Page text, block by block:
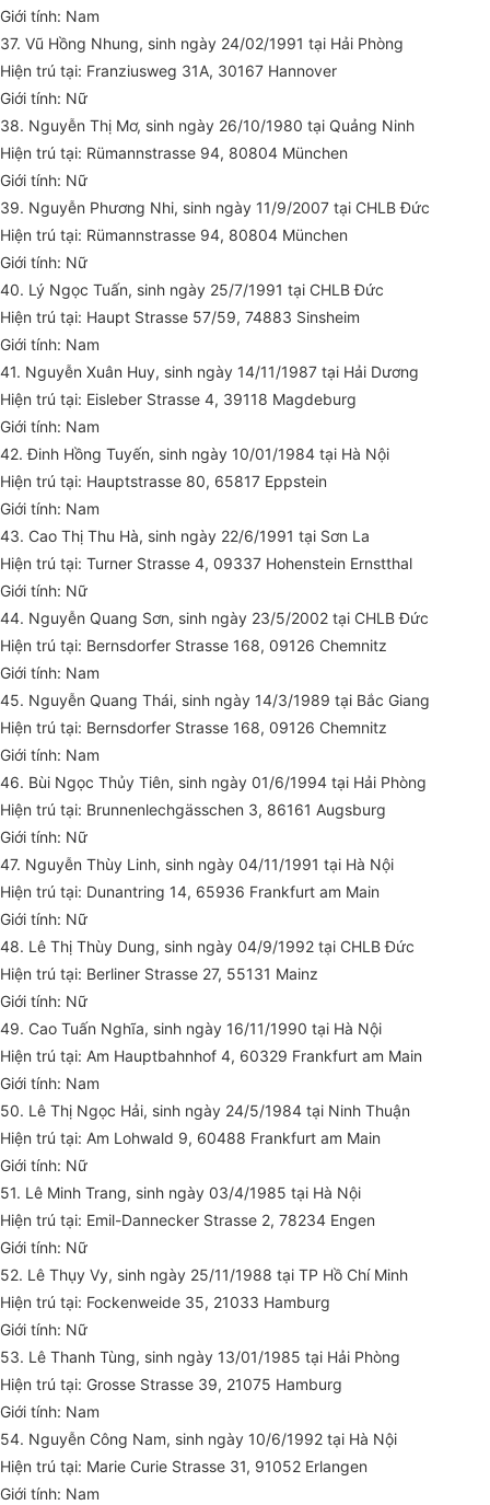
Giới tính: Nam
37. Vũ Hồng Nhung, sinh ngày 24/02/1991 tại Hải Phòng
Hiện trú tại: Franziusweg 31A, 30167 Hannover
Giới tính: Nữ
38. Nguyễn Thị Mơ, sinh ngày 26/10/1980 tại Quảng Ninh
Hiện trú tại: Rümannstrasse 94, 80804 München
Giới tính: Nữ
39. Nguyễn Phương Nhi, sinh ngày 11/9/2007 tại CHLB Đức
Hiện trú tại: Rümannstrasse 94, 80804 München
Giới tính: Nữ
40. Lý Ngọc Tuấn, sinh ngày 25/7/1991 tại CHLB Đức
Hiện trú tại: Haupt Strasse 57/59, 74883 Sinsheim
Giới tính: Nam
41. Nguyễn Xuân Huy, sinh ngày 14/11/1987 tại Hải Dương
Hiện trú tại: Eisleber Strasse 4, 39118 Magdeburg
Giới tính: Nam
42. Đinh Hồng Tuyến, sinh ngày 10/01/1984 tại Hà Nội
Hiện trú tại: Hauptstrasse 80, 65817 Eppstein
Giới tính: Nam
43. Cao Thị Thu Hà, sinh ngày 22/6/1991 tại Sơn La
Hiện trú tại: Turner Strasse 4, 09337 Hohenstein Ernstthal
Giới tính: Nữ
44. Nguyễn Quang Sơn, sinh ngày 23/5/2002 tại CHLB Đức
Hiện trú tại: Bernsdorfer Strasse 168, 09126 Chemnitz
Giới tính: Nam
45. Nguyễn Quang Thái, sinh ngày 14/3/1989 tại Bắc Giang
Hiện trú tại: Bernsdorfer Strasse 168, 09126 Chemnitz
Giới tính: Nam
46. Bùi Ngọc Thủy Tiên, sinh ngày 01/6/1994 tại Hải Phòng
Hiện trú tại: Brunnenlechgässchen 3, 86161 Augsburg
Giới tính: Nữ
47. Nguyễn Thùy Linh, sinh ngày 04/11/1991 tại Hà Nội
Hiện trú tại: Dunantring 14, 65936 Frankfurt am Main
Giới tính: Nữ
48. Lê Thị Thùy Dung, sinh ngày 04/9/1992 tại CHLB Đức
Hiện trú tại: Berliner Strasse 27, 55131 Mainz
Giới tính: Nữ
49. Cao Tuấn Nghĩa, sinh ngày 16/11/1990 tại Hà Nội
Hiện trú tại: Am Hauptbahnhof 4, 60329 Frankfurt am Main
Giới tính: Nam
50. Lê Thị Ngọc Hải, sinh ngày 24/5/1984 tại Ninh Thuận
Hiện trú tại: Am Lohwald 9, 60488 Frankfurt am Main
Giới tính: Nữ
51. Lê Minh Trang, sinh ngày 03/4/1985 tại Hà Nội
Hiện trú tại: Emil-Dannecker Strasse 2, 78234 Engen
Giới tính: Nữ
52. Lê Thụy Vy, sinh ngày 25/11/1988 tại TP Hồ Chí Minh
Hiện trú tại: Fockenweide 35, 21033 Hamburg
Giới tính: Nữ
53. Lê Thanh Tùng, sinh ngày 13/01/1985 tại Hải Phòng
Hiện trú tại: Grosse Strasse 39, 21075 Hamburg
Giới tính: Nam
54. Nguyễn Công Nam, sinh ngày 10/6/1992 tại Hà Nội
Hiện trú tại: Marie Curie Strasse 31, 91052 Erlangen
Giới tính: Nam